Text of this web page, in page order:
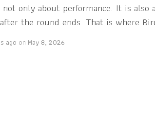
not only about performance. It is
the round ends. That is where
ago on May 8, 2026